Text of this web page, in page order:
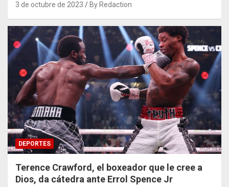
3 de octubre de 2023 By Redaction
DEPORTES
Terence Crawford, el boxeador que le cree a
Dios, da cátedra ante Errol Spence Jr